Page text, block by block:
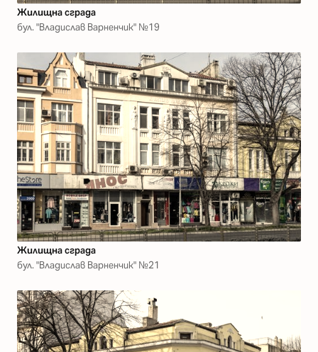
Жилищна сграда
бул. "Владислав Варненчик" №19
Жилищна сграда
бул. "Владислав Варненчик" №21